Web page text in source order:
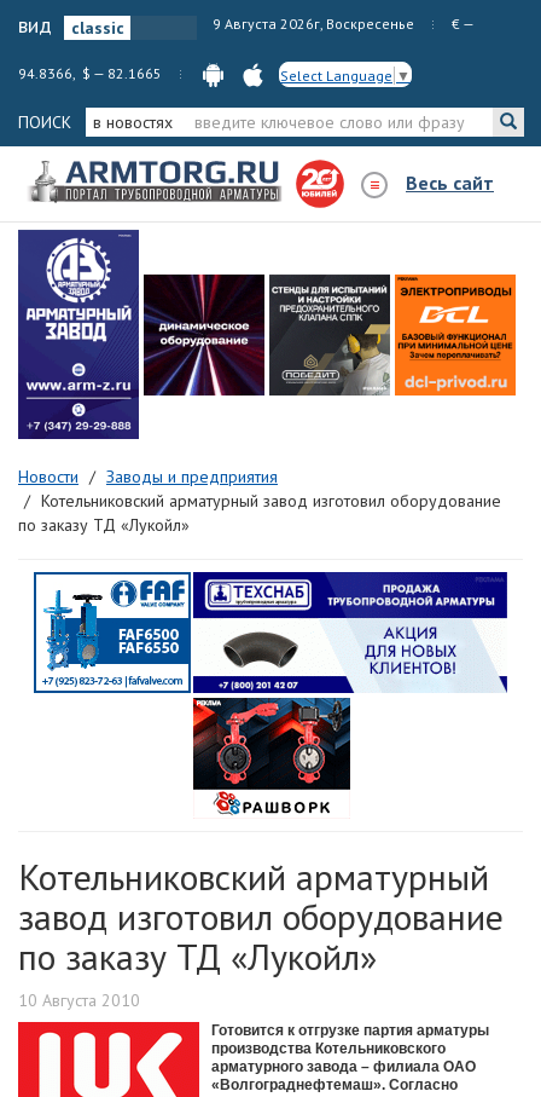
вид 9 Августа 2026г, Воскресенье € —
94.8366, $ — 82.1665 Select Language ▼
ПОИСК в новостях
Весь сайт
Новости
Заводы и предприятия
Котельниковский арматурный завод изготовил оборудование
по заказу ТД «Лукойл»
Котельниковский арматурный
завод изготовил оборудование
по заказу ТД «Лукойл»
10 Августа 2010
Готовится к отгрузке партия арматуры
производства Котельниковского
арматурного завода – филиала ОАО
«Волгограднефтемаш». Согласно